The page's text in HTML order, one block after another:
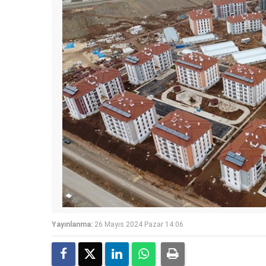
Yayınlanma: 26 Mayıs 2024 Pazar 14:06